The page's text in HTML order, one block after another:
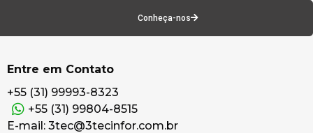
Conheça-nos
Entre em Contato
+55 (31) 99993-8323
+55 (31) 99804-8515
E-mail: 3tec@3tecinfor.com.br